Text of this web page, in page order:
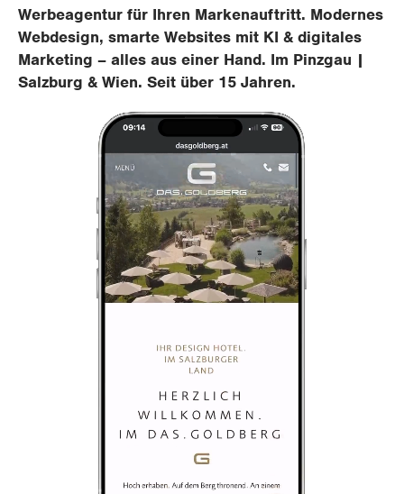
Werbeagentur für Ihren Markenauftritt. Modernes
Webdesign, smarte Websites mit KI & digitales
Marketing – alles aus einer Hand. Im Pinzgau |
Salzburg & Wien. Seit über 15 Jahren.